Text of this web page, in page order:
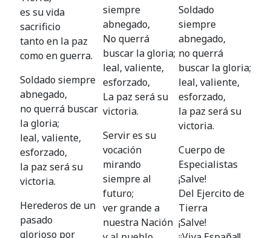
es su vida
sacrificio
tanto en la paz
como en guerra.
Soldado siempre
abnegado,
no querrá buscar
la gloria;
leal, valiente,
esforzado,
la paz será su
victoria.
Herederos de un
pasado
glorioso por
siempre
abnegado,
No querrá
buscar la gloria;
leal, valiente,
esforzado,
La paz será su
victoria.
Servir es su
vocación
mirando
siempre al
futuro;
ver grande a
nuestra Nación
Soldado
siempre
abnegado,
no querrá
buscar la gloria;
leal, valiente,
esforzado,
la paz será su
victoria.
Cuerpo de
Especialistas
¡Salve!
Del Ejercito de
Tierra
¡Salve!